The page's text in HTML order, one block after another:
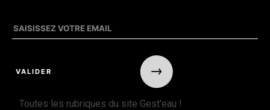
Toutes les rubriques du site Gest'eau !